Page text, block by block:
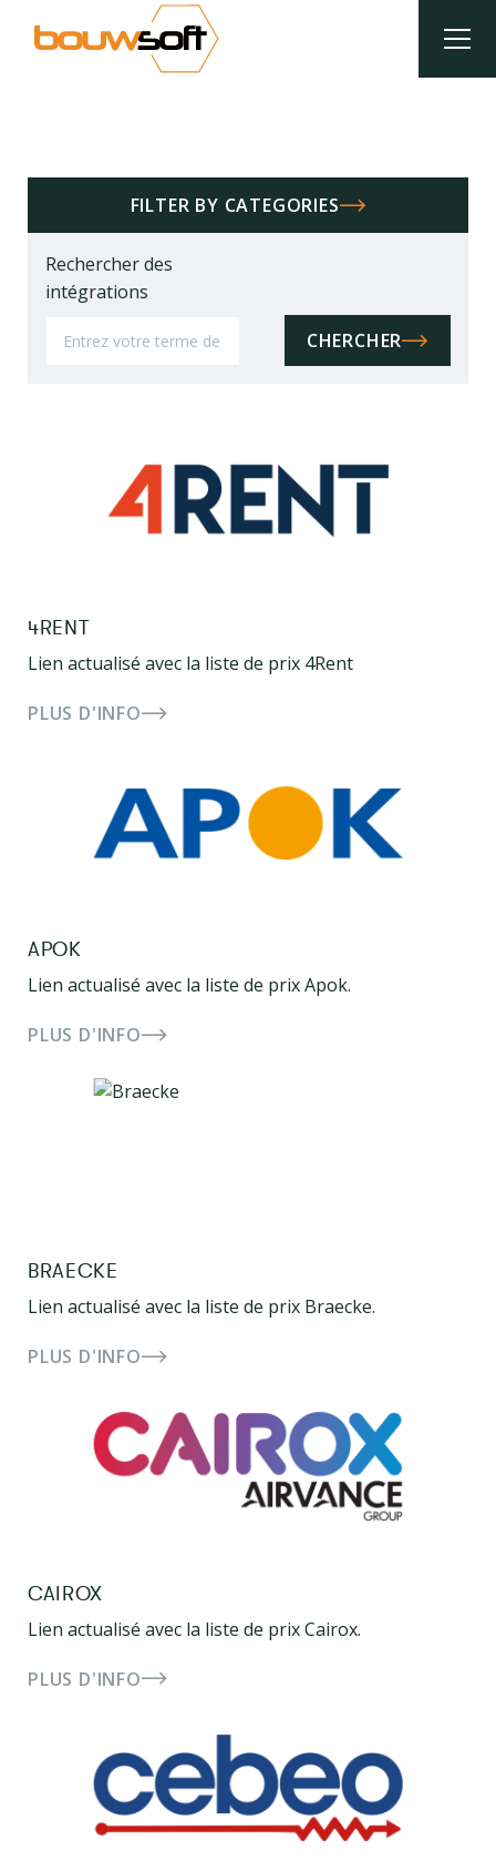
FILTER BY CATEGORIES
Rechercher des
intégrations
CHERCHER
4RENT
Lien actualisé avec la liste de prix 4Rent
PLUS D'INFO
APOK
Lien actualisé avec la liste de prix Apok.
PLUS D'INFO
BRAECKE
Lien actualisé avec la liste de prix Braecke.
PLUS D'INFO
CAIROX
Lien actualisé avec la liste de prix Cairox.
PLUS D'INFO